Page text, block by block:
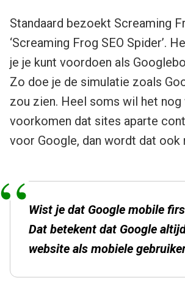
Standaard bezoekt Screaming
‘Screaming Frog SEO Spider’.
je je kunt voordoen als
Zo doe je de simulatie zoals
zou zien. Heel soms wil het nog
voorkomen dat sites aparte
voor Google, dan wordt dat ook
Wist je dat Google mobile
Dat betekent dat Google
website als mobiele